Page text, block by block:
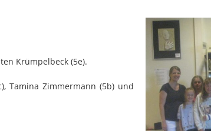
Krümpelbeck (5e).
Tamina Zimmermann (5b) und